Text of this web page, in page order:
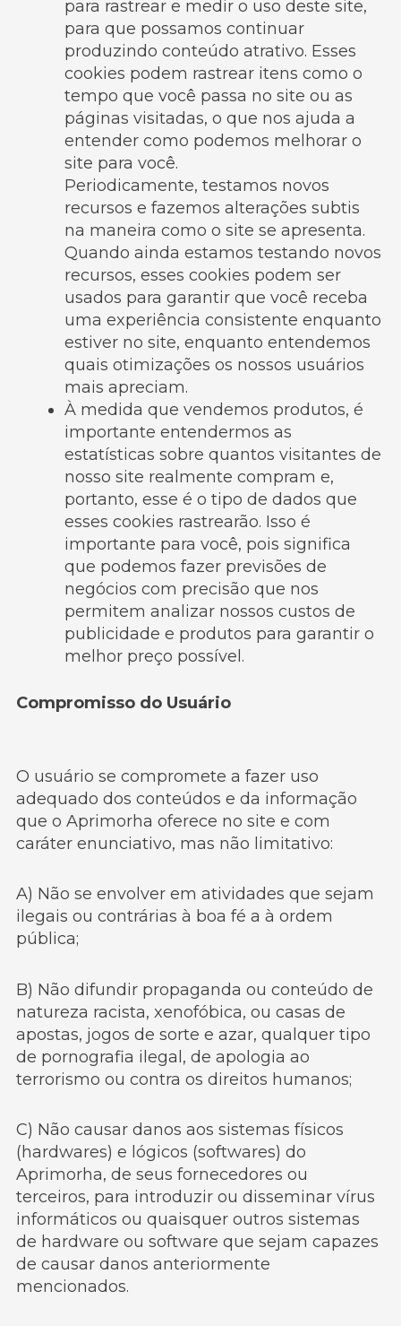
para rastrear e medir o uso deste site,
para que possamos continuar
produzindo conteúdo atrativo. Esses
cookies podem rastrear itens como o
tempo que você passa no site ou as
páginas visitadas, o que nos ajuda a
entender como podemos melhorar o
site para você.
Periodicamente, testamos novos
recursos e fazemos alterações subtis
na maneira como o site se apresenta.
Quando ainda estamos testando novos
recursos, esses cookies podem ser
usados ​​para garantir que você receba
uma experiência consistente enquanto
estiver no site, enquanto entendemos
quais otimizações os nossos usuários
mais apreciam.
À medida que vendemos produtos, é
importante entendermos as
estatísticas sobre quantos visitantes de
nosso site realmente compram e,
portanto, esse é o tipo de dados que
esses cookies rastrearão. Isso é
importante para você, pois significa
que podemos fazer previsões de
negócios com precisão que nos
permitem analizar nossos custos de
publicidade e produtos para garantir o
melhor preço possível.
Compromisso do Usuário
O usuário se compromete a fazer uso
adequado dos conteúdos e da informação
que o Aprimorha oferece no site e com
caráter enunciativo, mas não limitativo:
A) Não se envolver em atividades que sejam
ilegais ou contrárias à boa fé a à ordem
pública;
B) Não difundir propaganda ou conteúdo de
natureza racista, xenofóbica, ou casas de
apostas, jogos de sorte e azar, qualquer tipo
de pornografia ilegal, de apologia ao
terrorismo ou contra os direitos humanos;
C) Não causar danos aos sistemas físicos
(hardwares) e lógicos (softwares) do
Aprimorha, de seus fornecedores ou
terceiros, para introduzir ou disseminar vírus
informáticos ou quaisquer outros sistemas
de hardware ou software que sejam capazes
de causar danos anteriormente
mencionados.